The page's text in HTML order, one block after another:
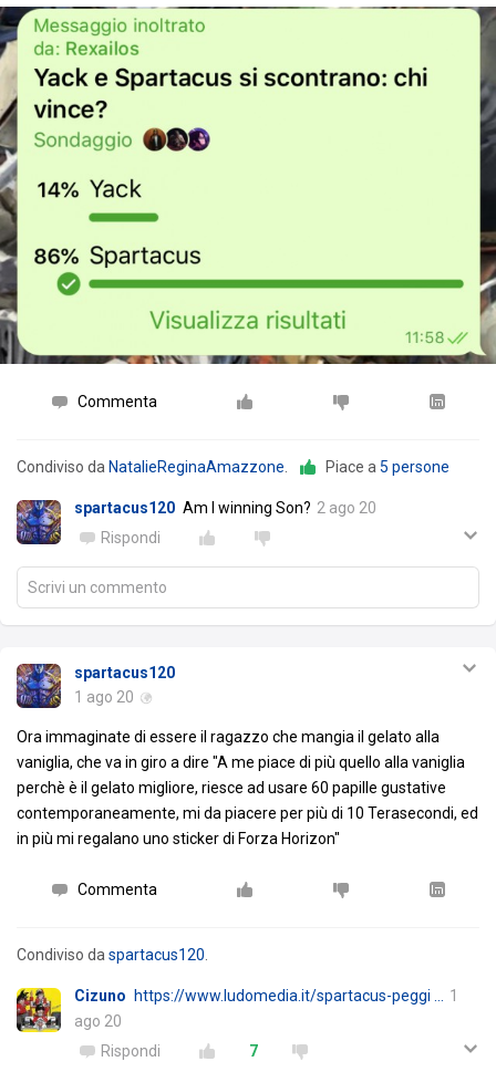
Commenta
Condiviso da NatalieReginaAmazzone Piace a 5 persone
spartacus120 Am I winning Son? 2 ago 20
Rispondi
Scrivi un commento
spartacus120
1 ago 20
Ora immaginate di essere il ragazzo che mangia il gelato alla
vaniglia, che va in giro a dire "A me piace di più quello alla vaniglia
perchè è il gelato migliore, riesce ad usare 60 papille gustative
contemporaneamente, mi da piacere per più di 10 Terasecondi, ed
in più mi regalano uno sticker di Forza Horizon"
Commenta
Condiviso da spartacus120
Cizuno https://www.ludomedia.it/spartacus-peggi …
1
ago 20
Rispondi
7